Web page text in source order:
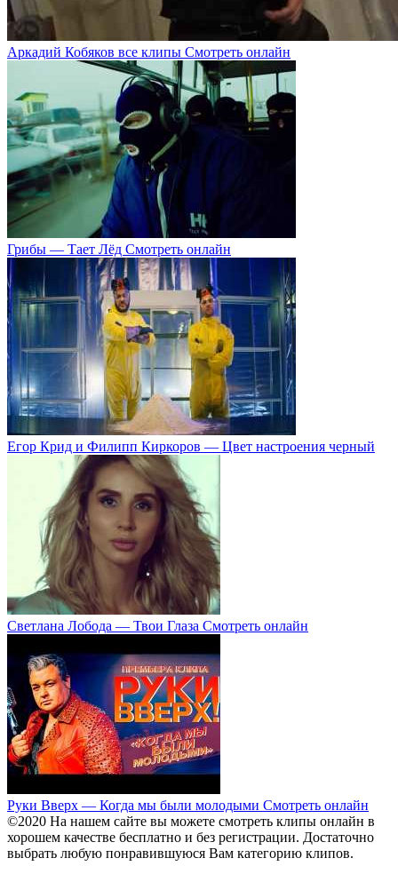
Аркадий Кобяков все клипы Смотреть онлайн
Грибы — Тает Лёд Смотреть онлайн
Егор Крид и Филипп Киркоров — Цвет настроения черный
Светлана Лобода — Твои Глаза Смотреть онлайн
Руки Вверх — Когда мы были молодыми Смотреть онлайн
©2020 На нашем сайте вы можете смотреть клипы онлайн в
хорошем качестве бесплатно и без регистрации. Достаточно
выбрать любую понравившуюся Вам категорию клипов.